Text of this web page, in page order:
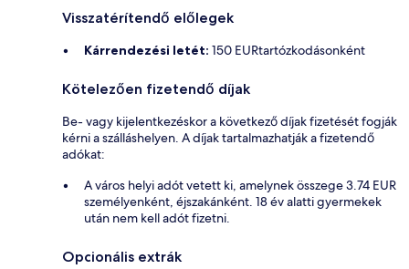
Visszatérítendő előlegek
Kárrendezési letét: 150 EURtartózkodásonként
Kötelezően fizetendő díjak
Be- vagy kijelentkezéskor a következő díjak fizetését fogják
kérni a szálláshelyen. A díjak tartalmazhatják a fizetendő
adókat:
A város helyi adót vetett ki, amelynek összege 3.74 EUR
személyenként, éjszakánként. 18 év alatti gyermekek
után nem kell adót fizetni.
Opcionális extrák